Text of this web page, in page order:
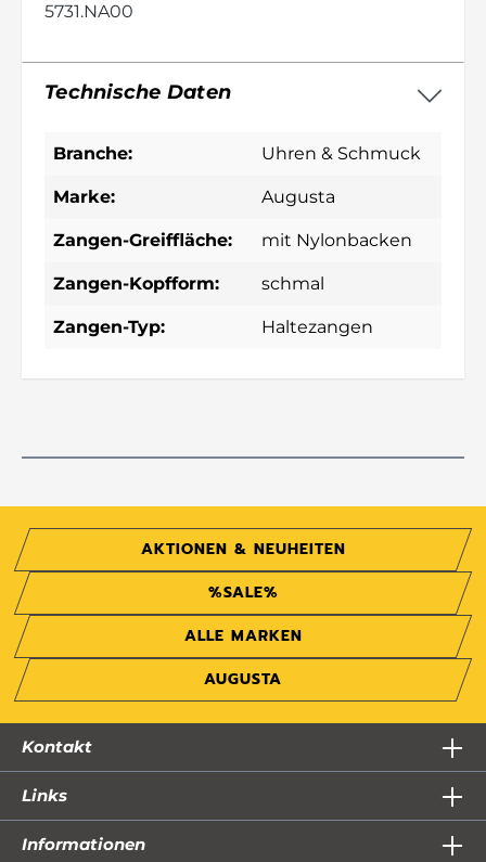
5731.NA00
Technische Daten
Branche: Uhren & Schmuck
Marke: Augusta
Zangen-Greiffläche: mit Nylonbacken
Zangen-Kopfform: schmal
Zangen-Typ: Haltezangen
AKTIONEN & NEUHEITEN
%SALE%
ALLE MARKEN
AUGUSTA
Kontakt
Links
Informationen